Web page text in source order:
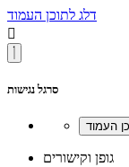
דלג לתוכן העמוד

סרגל נגישות
גופן וקישורים